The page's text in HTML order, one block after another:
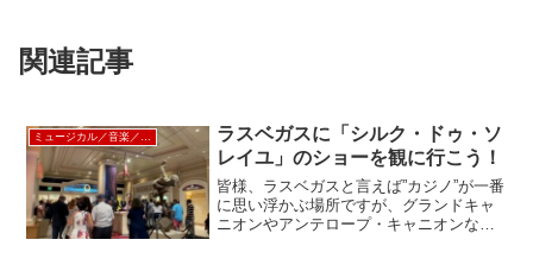
関連記事
ラスベガスに「シルク・ドゥ・ソ
レイユ」のショーを観に行こう！
皆様、ラスベガスと言えば”カジノ”が一番
に思い浮かぶ場所ですが、グランドキャ
ニオンやアンテロープ・キャニオンなど